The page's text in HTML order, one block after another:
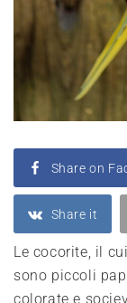
Share on
Share it
Le cocorite, il
sono piccoli
colorate e